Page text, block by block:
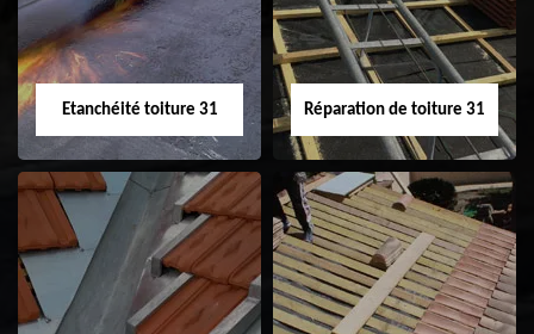
toiture 31
Etanchéité toiture 31
Etanchéité toiture
31
Réparation de toiture 31
Réparation de
toiture 31